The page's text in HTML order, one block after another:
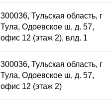
300036, Тульская область, г
Тула, Одоевское ш, д. 57,
офис 12 (этаж 2), влд. 1
300036, Тульская область, г
Тула, Одоевское ш, д. 57,
офис 12 (этаж 2)